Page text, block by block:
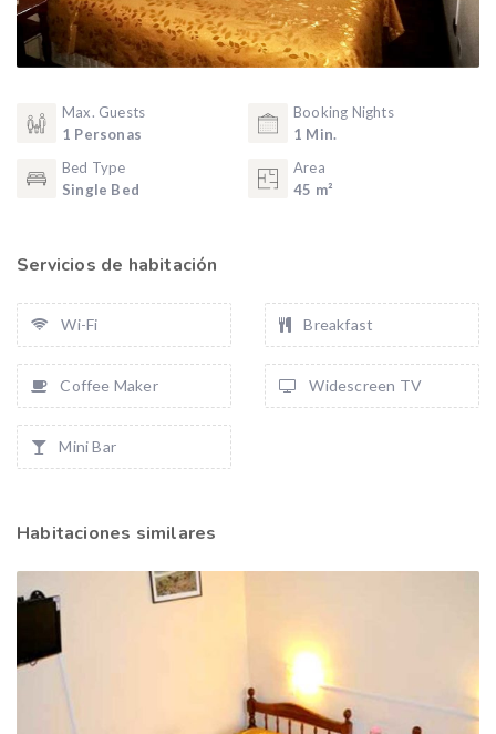
Max. Guests
1 Personas
Booking Nights
1 Min.
Bed Type
Single Bed
Area
45 m²
Servicios de habitación
Wi-Fi Breakfast
Coffee Maker Widescreen TV
Mini Bar
Habitaciones similares